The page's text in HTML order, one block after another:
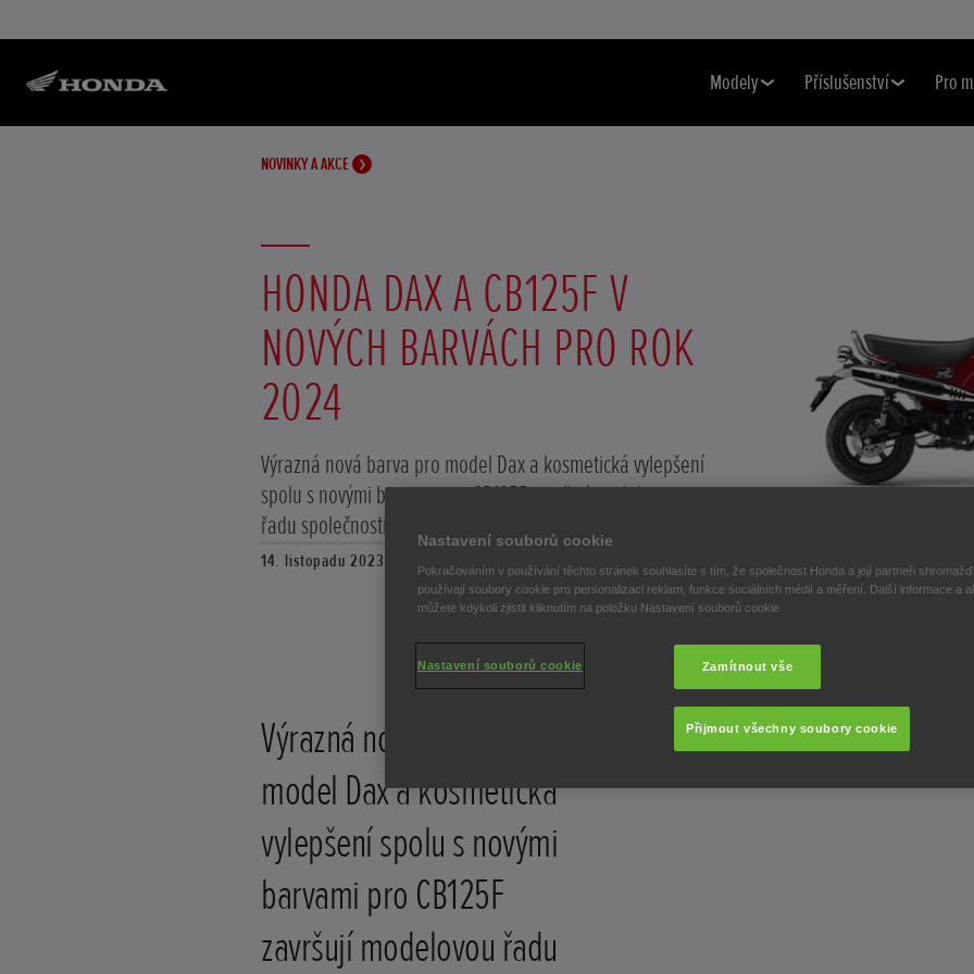
Modely Příslušenství Pro
NOVINKY A AKCE
HONDA DAX A CB125F V
NOVÝCH BARVÁCH PRO ROK
2024
Výrazná nová barva pro model Dax a kosmetická vylepšení
spolu s novými barvami pro CB125F završují modelovou
řadu společnosti Honda pro rok 2024
14. listopadu 2023
Výrazná nová barva pro
model Dax a kosmetická
vylepšení spolu s novými
barvami pro CB125F
završují modelovou řadu
Nastavení souborů cookie
Pokračováním v používání těchto stránek souhlasíte s tím, že společnost Honda a její partneři
používají soubory cookie pro personalizaci reklam, funkce sociálních médií a měření. Další informace a
můžete kdykoli zjistit kliknutím na položku Nastavení souborů cookie
Zamítnout vše
Přijmout všechny soubory cookie
Nastavení souborů cookie